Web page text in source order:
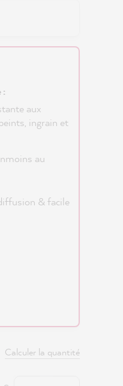
aux
ingrain et
au
& facile
Calculer la quantité